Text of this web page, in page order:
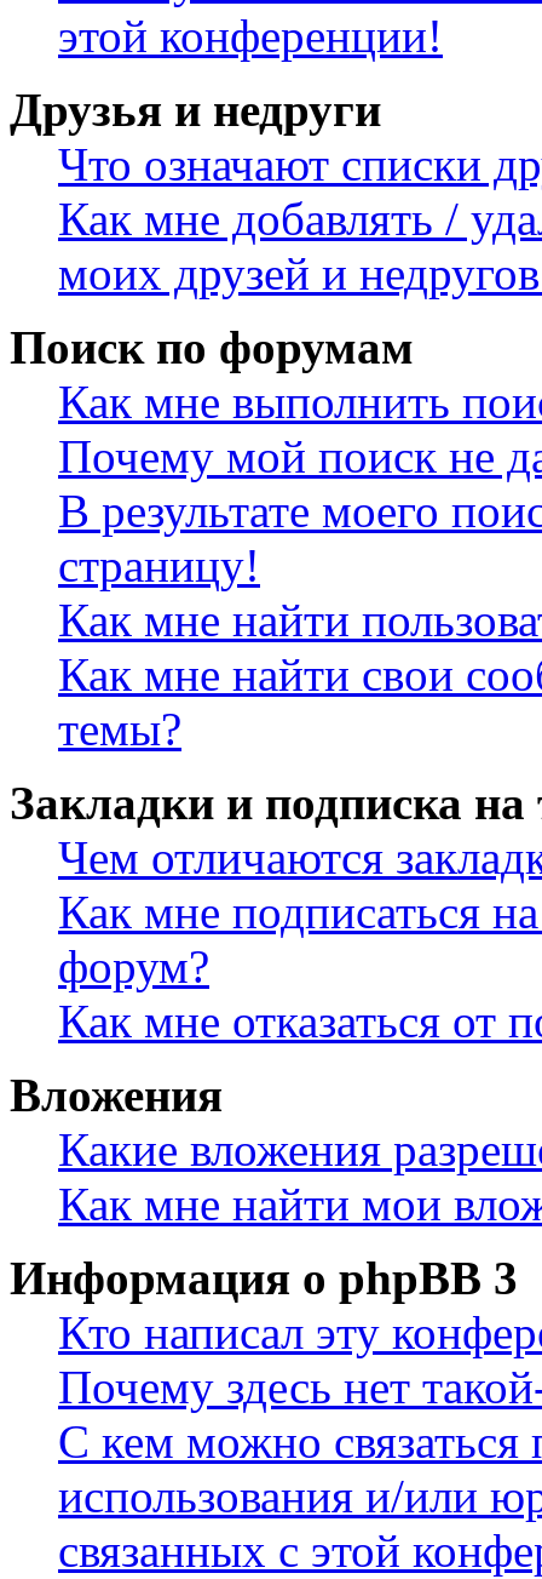
этой конференции!
Друзья и недруги
Что означают списки
Как мне добавлять /
моих друзей и
Поиск по форумам
Как мне выполнить
Почему мой поиск не
В результате моего
страницу!
Как мне найти
Как мне найти свои
темы?
Закладки и подписка
Чем отличаются
Как мне подписаться
форум?
Как мне отказаться от
Вложения
Какие вложения
Как мне найти мои
Информация о phpBB 3
Кто написал эту
Почему здесь нет
С кем можно связаться
использования и/или
связанных с этой